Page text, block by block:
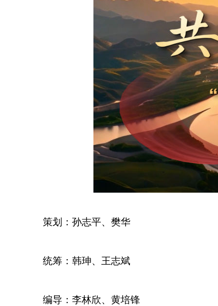
策划：孙志平、樊华
统筹：韩珅、王志斌
编导：李林欣、黄培锋